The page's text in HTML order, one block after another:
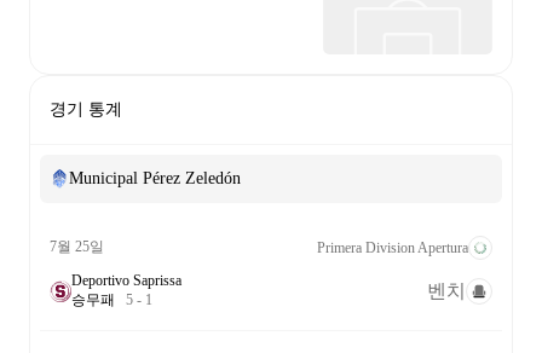
경기 통계
Municipal Pérez Zeledón
7월 25일
Primera Division Apertura
Deportivo Saprissa
승무패 5 - 1 벤치